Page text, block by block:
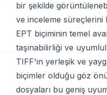
bir şekilde
ve inceleme süreçlerini
EPT biçiminin temel
taşınabilirliği ve
TIFF'in yerleşik ve
biçimler olduğu göz
dosyaları bu geniş